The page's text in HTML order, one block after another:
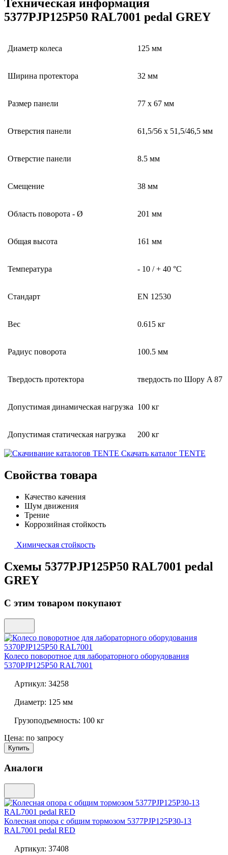
Техническая информация
5377PJP125P50 RAL7001 pedal GREY
Диаметр колеса 125 мм
Ширина протектора 32 мм
Размер панели 77 x 67 мм
Отверстия панели 61,5/56 x 51,5/46,5 мм
Отверстие панели 8.5 мм
Смещение 38 мм
Область поворота - Ø 201 мм
Общая высота 161 мм
Температура - 10 / + 40 °C
Стандарт EN 12530
Вес 0.615 кг
Радиус поворота 100.5 мм
Твердость протектора твердость по Шору A 87
Допустимая динамическая нагрузка 100 кг
Допустимая статическая нагрузка 200 кг
Скачать каталог TENTE
Свойства товара
Качество качения
Шум движения
Трение
Коррозийная стойкость
Химическая стойкость
Схемы 5377PJP125P50 RAL7001 pedal
GREY
С этим товаром покупают
Колесо поворотное для лабораторного оборудования
5370PJP125P50 RAL7001
Артикул: 34258
Диаметр: 125 мм
Грузоподъемность: 100 кг
Цена: по запросу
Купить
Аналоги
Колесная опора с общим тормозом 5377PJP125P30-13
RAL7001 pedal RED
Артикул: 37408